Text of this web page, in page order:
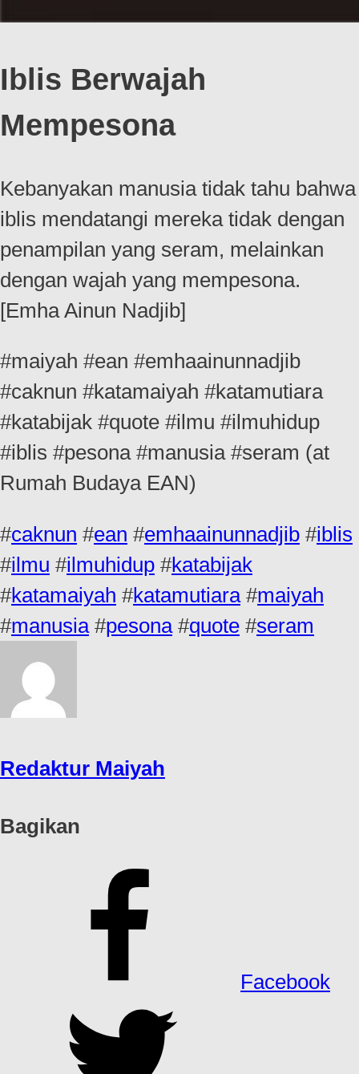
Iblis Berwajah
Mempesona
Kebanyakan manusia tidak tahu bahwa
iblis mendatangi mereka tidak dengan
penampilan yang seram, melainkan
dengan wajah yang mempesona.
[Emha Ainun Nadjib]
#maiyah #ean #emhaainunnadjib
#caknun #katamaiyah #katamutiara
#katabijak #quote #ilmu #ilmuhidup
#iblis #pesona #manusia #seram (at
Rumah Budaya EAN)
#caknun #ean #emhaainunnadjib #iblis
#ilmu #ilmuhidup #katabijak
#katamaiyah #katamutiara#maiyah
#manusia#pesona#quote #seram
Redaktur Maiyah
Bagikan
Facebook